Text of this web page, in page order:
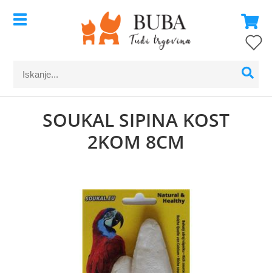
SOUKAL SIPINA KOST
2KOM 8CM